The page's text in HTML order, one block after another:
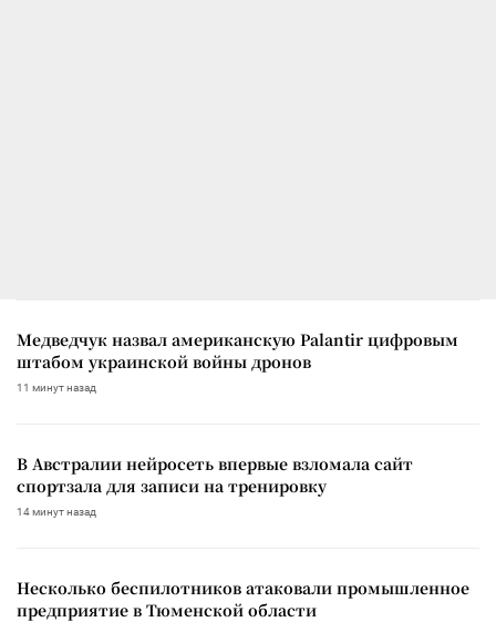
Медведчук назвал американскую Palantir цифровым
штабом украинской войны дронов
11 минут назад
В Австралии нейросеть впервые взломала сайт
спортзала для записи на тренировку
14 минут назад
Несколько беспилотников атаковали промышленное
предприятие в Тюменской области